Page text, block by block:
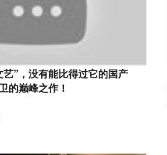
艺”，没有能比得过它的国产
的巅峰之作！